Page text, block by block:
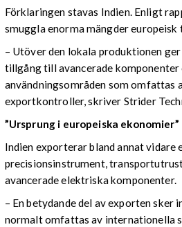
Förklaringen stavas Indien. Enligt
smuggla enorma mängder
– Utöver den lokala produktionen
tillgång till avancerade komponenter
användningsområden som omfattas
exportkontroller, skriver Strider
”Ursprung i europeiska ekonomier”
Indien exporterar bland annat vidare
precisionsinstrument,
avancerade elektriska komponenter.
– En betydande del av exporten sker
normalt omfattas av internationella